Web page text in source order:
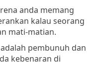
anda memang
kalau seorang
mati-matian.
pembunuh dan
kebenaran di